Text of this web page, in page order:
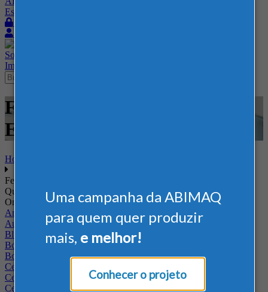
Uma campanha da ABIMAQ
para quem quer produzir
mais, e melhor!
Conhecer o projeto
Escritório de Relações Governamentais
Sobre
Imprensa
Feiras - Polo Caruaru -
Energia
Home
Feiras
Quando
Onde
Arena Jaguariuna
Auditório Albano Franco - FIEPA
Blumenau - SC
BolognaFiere
Boulevard Olimpico - RJ
Centro Internacional de Convenções do Brasil, em Brasília
Centro de Convenções - SE
Centro de Convenções de Pernambuco - PE